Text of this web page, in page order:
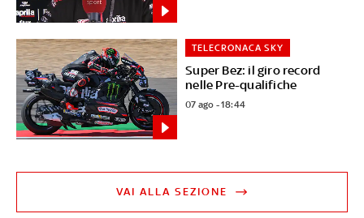
Super Bez: il giro record
nelle Pre-qualifiche
TELECRONACA SKY
07 ago - 18:44
VAI ALLA SEZIONE